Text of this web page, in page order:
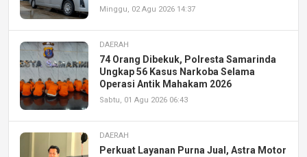
Minggu, 02 Agu 2026 14:37
DAERAH
74 Orang Dibekuk, Polresta Samarinda
Ungkap 56 Kasus Narkoba Selama
Operasi Antik Mahakam 2026
Sabtu, 01 Agu 2026 06:43
DAERAH
Perkuat Layanan Purna Jual, Astra Motor